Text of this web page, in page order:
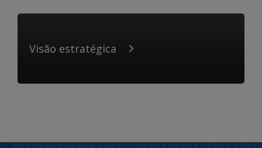
Visão estratégica